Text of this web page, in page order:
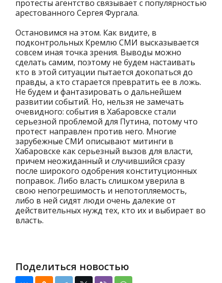
протесты агентство связывает с популярностью
арестованного Сергея Фургала.
Остановимся на этом. Как видите, в
подконтрольных Кремлю СМИ высказывается
совсем иная точка зрения. Выводы можно
сделать самим, поэтому не будем настаивать
кто в этой ситуации пытается докопаться до
правды, а кто старается превратить ее в ложь.
Не будем и фантазировать о дальнейшем
развитии событий. Но, нельзя не замечать
очевидного: события в Хабаровске стали
серьезной проблемой для Путина, потому что
протест направлен против него. Многие
зарубежные СМИ описывают митинги в
Хабаровске как серьезный вызов для власти,
причем неожиданный и случившийся сразу
после широкого одобрения конституционных
поправок. Либо власть слишком уверила в
свою непогрешимость и непотопляемость,
либо в ней сидят люди очень далекие от
действительных нужд тех, кто их и выбирает во
власть.
Поделиться новостью